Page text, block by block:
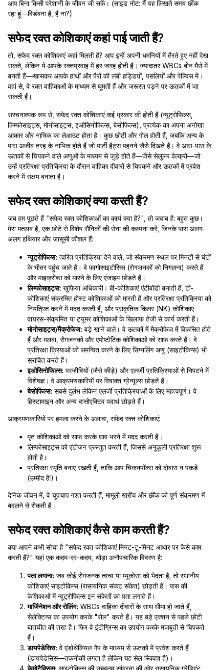
आप बिना किसी परेशानी के जीवन जी सकें। (साइड नोट: मैं यह लिखते समय छींक
रहा हूं—विडंबना है, है ना?)
सफेद रक्त कोशिकाएं कहां पाई जाती हैं?
तो, सफेद रक्त कोशिकाएं कहां मिलती हैं? आप इन्हें अपनी धमनियों में तैरते हुए नहीं देख
सकते, लेकिन ये आपके रक्तप्रवाह में हर जगह होती हैं। ज्यादातर WBCs बोन मैरो में
बनती हैं—खासकर आपके हाथों और पैरों की लंबी हड्डियों, पसलियों और पेल्विस में।
वहां से, वे रक्त वाहिकाओं के माध्यम से घूमती हैं और जरूरत पड़ने पर ऊतकों में जा
सकती हैं।
संरचनात्मक रूप से, सफेद रक्त कोशिकाएं कई प्रकार की होती हैं (न्यूट्रोफिल्स,
लिम्फोसाइट्स, मोनोसाइट्स, इओसिनोफिल्स, बेसोफिल्स), प्रत्येक का अपना अनोखा
आकार और नाभिक का लेआउट होता है। कुछ छोटी और गोल होती हैं, जबकि अन्य के
पास अजीब तरह के नाभिक होते हैं जो पार्टी हैट्स पहनने जैसे दिखते हैं। वे आस-पास के
ऊतकों से चिपकने वाले अणुओं के माध्यम से जुड़े होते हैं—जैसे सेलुलर वेल्क्रो—जो
उन्हें प्रतिरक्षा प्रतिक्रिया के दौरान वाहिका दीवारों से चिपकने और ऊतकों में प्रवेश
करने में सक्षम बनाता है।
सफेद रक्त कोशिकाएं क्या करती हैं?
जब हम पूछते हैं "सफेद रक्त कोशिकाओं का कार्य क्या है?", तो जवाब है: बहुत कुछ।
मेरा मतलब है, एक छोटे से विशेष सैनिकों की सेना की कल्पना करें, जिनके पास अलग-
अलग हथियार और जासूसी कौशल हैं:
न्यूट्रोफिल्स: त्वरित प्रतिक्रिया देने वाले, जो संक्रमण स्थल पर मिनटों से घंटों
के भीतर पहुंच जाते हैं। वे फागोसाइटोसिस (रोगजनकों को निगलना) करते हैं
और माइक्रोब्स को मारने के लिए एंजाइम छोड़ते हैं।
लिम्फोसाइट्स: खुफिया अधिकारी। बी-कोशिकाएं एंटीबॉडी बनाती हैं, टी-
कोशिकाएं संक्रमित होस्ट कोशिकाओं को मारती हैं और प्रतिरक्षा प्रतिक्रिया को
नियंत्रित करने में मदद करती हैं, और प्राकृतिक किलर (NK) कोशिकाएं
वायरस-संक्रमित या ट्यूमर कोशिकाओं के खिलाफ तेजी से कार्य करती हैं।
मोनोसाइट्स/मैक्रोफेज: बड़े खाने वाले। वे ऊतकों में मैक्रोफेज में विकसित होते
हैं और मलबा, रोगजनकों और एपोप्टोटिक कोशिकाओं को साफ करते हैं। वे
प्रतिरक्षा क्रियाओं को समन्वित करने के लिए सिग्नलिंग अणु (साइटोकिन्स) भी
स्रावित करते हैं।
इओसिनोफिल्स: परजीवियों (जैसे कीड़े) और एलर्जी प्रतिक्रियाओं से निपटने में
विशेषज्ञ। वे आक्रमणकारियों पर विषाक्त ग्रेन्यूल्स छोड़ते हैं।
बेसोफिल्स: सबसे दुर्लभ लेकिन एलर्जी प्रतिक्रियाओं के लिए महत्वपूर्ण। वे
हिस्टामाइन और अन्य वासोएक्टिव पदार्थ छोड़ते हैं।
आक्रमणकारियों पर हमला करने के अलावा, सफेद रक्त कोशिकाएं:
मृत कोशिकाओं को साफ करके घाव भरने में मदद करती हैं।
लिम्फोसाइट्स को एंटीजन प्रस्तुत करती हैं, जिससे अनुकूली प्रतिरक्षा शुरू
होती है।
प्रतिरक्षा स्मृति बनाए रखती हैं, ताकि आप चिकनपॉक्स को दोबारा न पकड़ें
(उम्मीद है!)।
दैनिक जीवन में, वे चुपचाप गश्त करती हैं, मामूली खरोंच और छींक को पूर्ण संक्रमण में
बदलने से रोकती हैं।
सफेद रक्त कोशिकाएं कैसे काम करती हैं?
क्या आपने कभी सोचा है "सफेद रक्त कोशिकाएं मिनट-टू-मिनट आधार पर कैसे काम
करती हैं?" यहां एक कदम-दर-कदम, थोड़ा अनौपचारिक विवरण है:
पता लगाना: जब कोई रोगजनक त्वचा या म्यूकोसा को भेदता है, तो स्थानीय
कोशिकाएं साइटोकिन्स (रासायनिक संकट संकेत) छोड़ती हैं। पास की
केशिकाओं में न्यूट्रोफिल्स इन संकेतों का पता लगाते हैं।
मार्जिनेशन और रोलिंग: WBCs वाहिका दीवारों के साथ धीमा हो जाते हैं,
सेलेक्टिन्स का उपयोग करके "रोल" करते हैं। यह बड़े एक्शन से पहले छोटी
बातचीत की तरह है। फिर वे इंटीग्रिन्स का उपयोग करके मजबूती से चिपकते
हैं।
डायपेडेसिस: वे एंडोथेलियल गैप के माध्यम से ऊतकों में प्रवेश करते हैं
(डायपेडेसिस—तकनीकी लगता है लेकिन यह सेल स्क्विश है)।
केमोटैक्सिस: साइटोकिन्स की उच्चतम सांद्रता की ओर रासायनिक ग्रेडिएंट